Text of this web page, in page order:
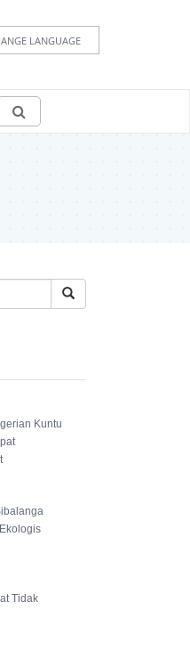
LANGUAGE
Kuntu
Tidak